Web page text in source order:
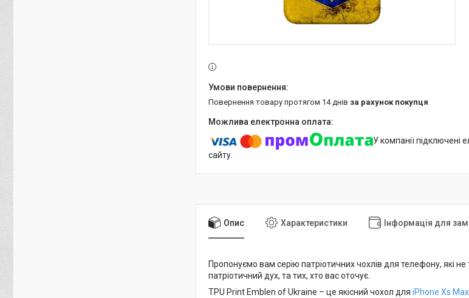
повернення товару протягом 14 днів за рахунок покупця
У компанії підключені
сайту.
Опис Характеристики Інформація для
Пропонуємо вам серію патріотичних чохлів для телефону, які
патріотичний дух, та тих, хто вас оточує.
TPU Print Emblen of Ukraine – це якісний чохол для iPhone Xs Max